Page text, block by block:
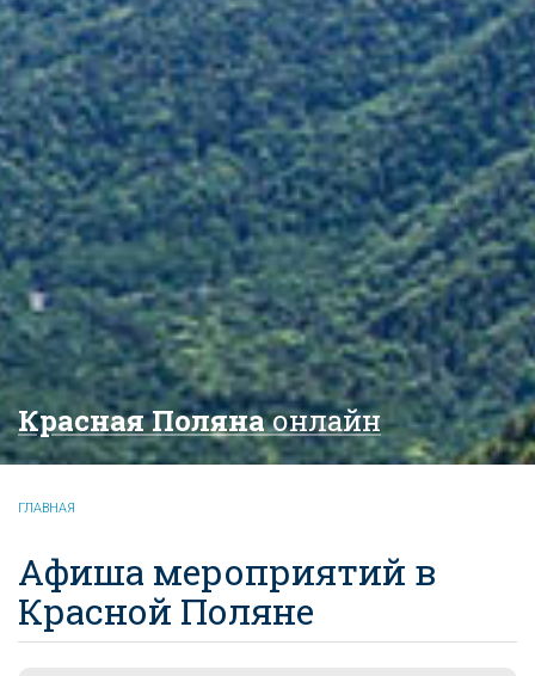
Красная Полянаонлайн
ГЛАВНАЯ
Афиша мероприятий в
Красной Поляне